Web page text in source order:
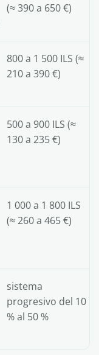
(≈ 390 a 650 €)
800 a 1 500 ILS (≈
210 a 390 €)
500 a 900 ILS (≈
130 a 235 €)
1 000 a 1 800 ILS
(≈ 260 a 465 €)
sistema
progresivo del 10
% al 50 %